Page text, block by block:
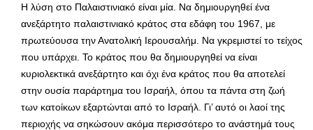
Η λύση στο Παλαιστινιακό είναι μία. Να δημιουργηθεί ένα
ανεξάρτητο παλαιστινιακό κράτος στα εδάφη του 1967, με
πρωτεύουσα την Ανατολική Ιερουσαλήμ. Να γκρεμιστεί το τείχος
που υπάρχει. Το κράτος που θα δημιουργηθεί να είναι
κυριολεκτικά ανεξάρτητο και όχι ένα κράτος που θα αποτελεί
στην ουσία παράρτημα του Ισραήλ, όπου τα πάντα στη ζωή
των κατοίκων εξαρτώνται από το Ισραήλ. Γι’ αυτό οι λαοί της
περιοχής να σηκώσουν ακόμα περισσότερο το ανάστημά τους